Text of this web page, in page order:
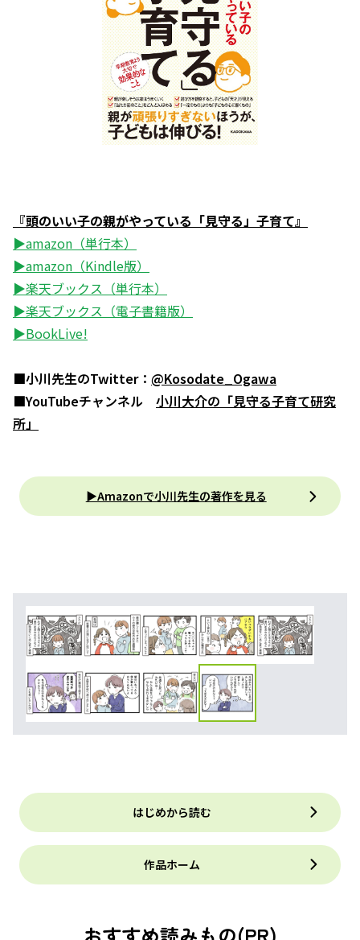
『頭のいい子の親がやっている「見守る」子育て』
▶amazon（単行本）
▶amazon（Kindle版）
▶楽天ブックス（単行本）
▶楽天ブックス（電子書籍版）
▶BookLive!
■小川先生のTwitter： @Kosodate_Ogawa
■YouTubeチャンネル 小川大介の「見守る子育て研究
所」
▶Amazonで小川先生の著作を見る
はじめから読む
作品ホーム